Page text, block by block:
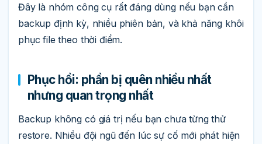
Đây là nhóm công cụ rất đáng dùng nếu bạn cần
backup định kỳ, nhiều phiên bản, và khả năng khôi
phục file theo thời điểm.
Phục hồi: phần bị quên nhiều nhất
nhưng quan trọng nhất
Backup không có giá trị nếu bạn chưa từng thử
restore. Nhiều đội ngũ đến lúc sự cố mới phát hiện